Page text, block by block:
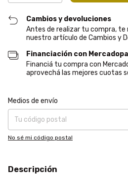
Cambios y devoluciones
Antes de realizar tu compra, te
nuestro artículo de Cambios y
Financiación con
Financiá tu compra con
aprovechá las mejores cuotas
Entregas para el CP:
Medios de envío
No sé mi código postal
Descripción